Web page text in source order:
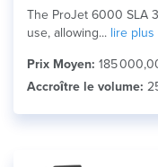
The ProJet 6000 SLA
use, allowing... lire plus
Prix Moyen: 185
Accroître le volume: